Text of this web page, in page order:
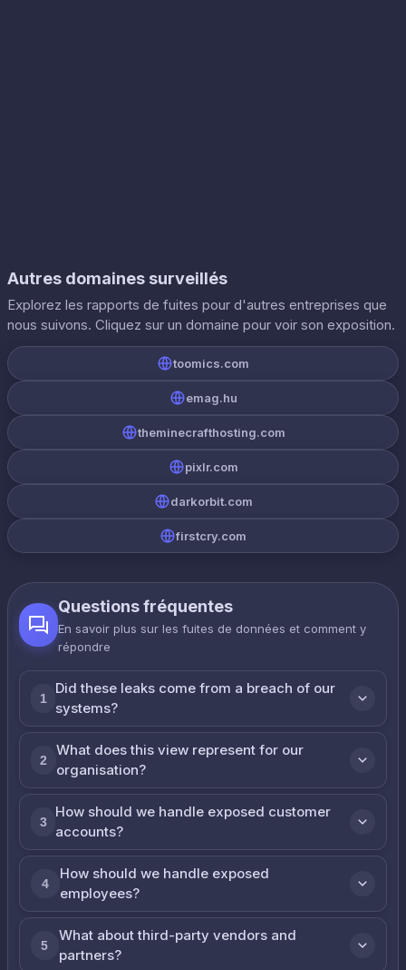
Autres domaines surveillés
Explorez les rapports de fuites pour d'autres entreprises que
nous suivons. Cliquez sur un domaine pour voir son exposition.
toomics.com
emag.hu
theminecrafthosting.com
pixlr.com
darkorbit.com
firstcry.com
Questions fréquentes
En savoir plus sur les fuites de données et comment y
répondre
1
Did these leaks come from a breach of our
systems?
2
What does this view represent for our
organisation?
3
How should we handle exposed customer
accounts?
4
How should we handle exposed
employees?
5
What about third-party vendors and
partners?